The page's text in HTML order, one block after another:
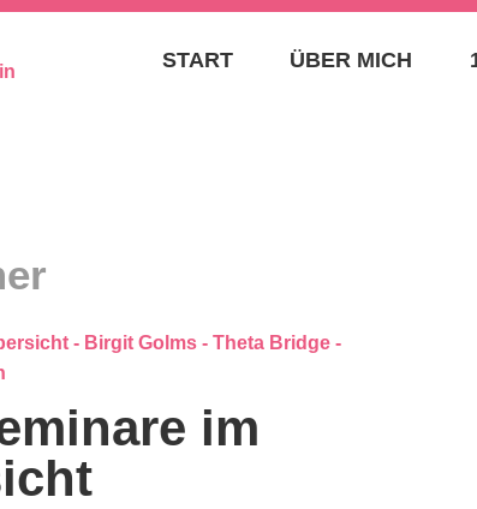
BIRGIT GOLMS
SPIRITUELLE
START ÜBER MICH
im